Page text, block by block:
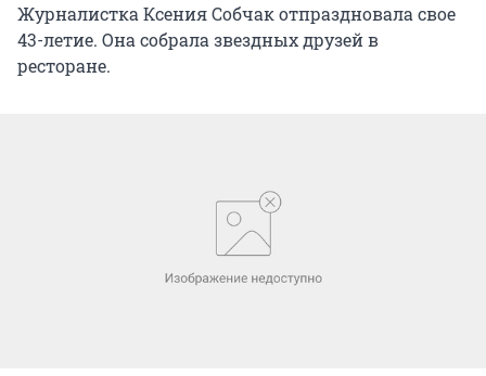
Журналистка Ксения Собчак отпраздновала свое
43-летие. Она собрала звездных друзей в
ресторане.